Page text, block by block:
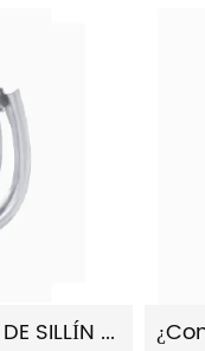
¿Conoces la ANILLA DE SILLÍN DE METAL INTALOX?